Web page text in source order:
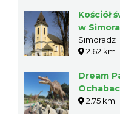
Kościół
w
Simoradz
2.62 km
Dream
2.75 km